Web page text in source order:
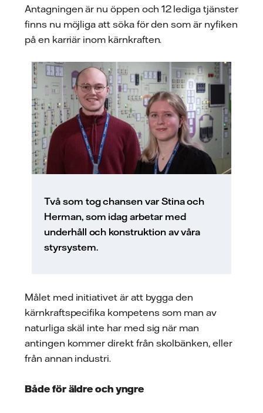
Antagningen är nu öppen och 12 lediga tjänster
finns nu möjliga att söka för den som är nyfiken
på en karriär inom kärnkraften.
Två som tog chansen var Stina och
Herman, som idag arbetar med
underhåll och konstruktion av våra
styrsystem.
Målet med initiativet är att bygga den
kärnkraftspecifika kompetens som man av
naturliga skäl inte har med sig när man
antingen kommer direkt från skolbänken, eller
från annan industri.
Både för äldre och yngre